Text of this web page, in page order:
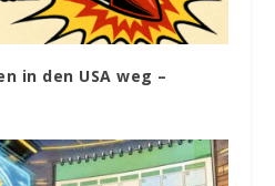
in den USA weg –